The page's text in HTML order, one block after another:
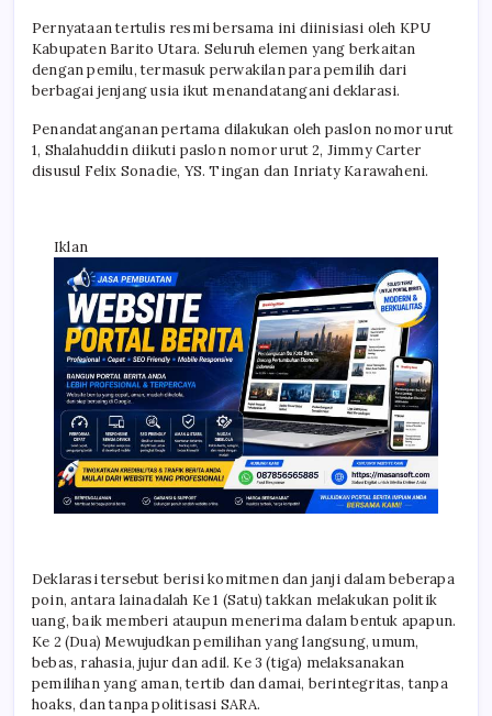
Pernyataan tertulis resmi bersama ini diinisiasi oleh KPU
Kabupaten Barito Utara. Seluruh elemen yang berkaitan
dengan pemilu, termasuk perwakilan para pemilih dari
berbagai jenjang usia ikut menandatangani deklarasi.
Penandatanganan pertama dilakukan oleh paslon nomor urut
1, Shalahuddin diikuti paslon nomor urut 2, Jimmy Carter
disusul Felix Sonadie, YS. Tingan dan Inriaty Karawaheni.
Iklan
Deklarasi tersebut berisi komitmen dan janji dalam beberapa
poin, antara lainadalah Ke 1 (Satu) takkan melakukan politik
uang, baik memberi ataupun menerima dalam bentuk apapun.
Ke 2 (Dua) Mewujudkan pemilihan yang langsung, umum,
bebas, rahasia, jujur dan adil. Ke 3 (tiga) melaksanakan
pemilihan yang aman, tertib dan damai, berintegritas, tanpa
hoaks, dan tanpa politisasi SARA.